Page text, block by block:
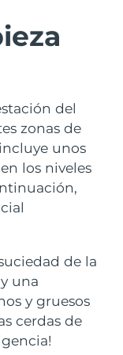
del
zonas de
unos
los niveles
de la
y una
y gruesos
cerdas de
go
device
therapy
bucal
toothbrush
LED
prevista
prevista
prevista8/15/26
prevista 8/12/26
prevista
prevista
prevista8/13/26